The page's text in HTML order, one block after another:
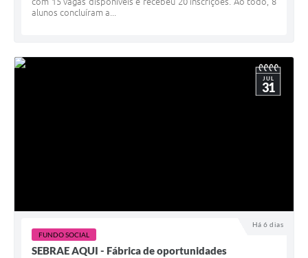
alunos concluíram a...
Há 6 dias
JUL
31
FUNDO SOCIAL
SEBRAE AQUI - Fábrica de oportunidades